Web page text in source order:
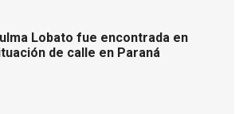
Lobato fue encontrada en
de calle en Paraná